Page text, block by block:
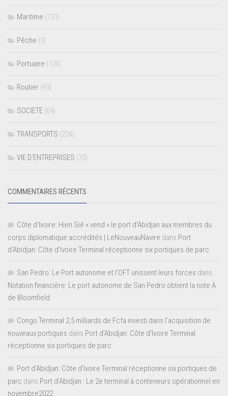
Maritime (131)
Pêche (3)
Portuaire (124)
Routier (49)
SOCIETE (69)
TRANSPORTS (224)
VIE D’ENTREPRISES (70)
COMMENTAIRES RÉCENTS
Côte d'Ivoire: Hien Sié « vend » le port d'Abidjan aux membres du
corps diplomatique accrédités | LeNouveauNavire dans Port
d’Abidjan: Côte d’Ivoire Terminal réceptionne six portiques de parc
San Pedro: Le Port autonome et l’OFT unissent leurs forces dans
Notation financière: Le port autonome de San Pedro obtient la note A
de Bloomfield
Congo Terminal 2,5 milliards de Fcfa investi dans l’acquisition de
nouveaux portiques dans Port d’Abidjan: Côte d’Ivoire Terminal
réceptionne six portiques de parc
Port d'Abidjan: Côte d’Ivoire Terminal réceptionne six portiques de
parc dans Port d’Abidjan : Le 2e terminal à conteneurs opérationnel en
novembre2022